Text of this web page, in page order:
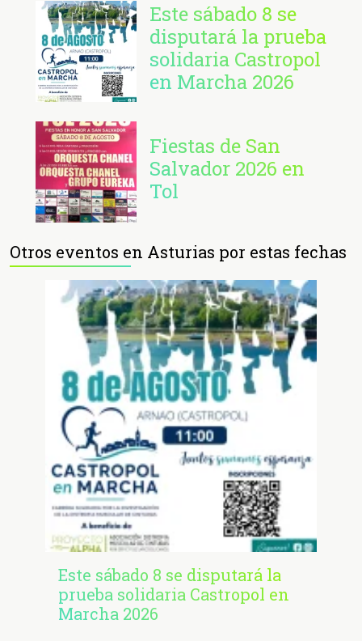
Este sábado 8 se
disputará la prueba
solidaria Castropol
en Marcha 2026
Fiestas de San
Salvador 2026 en
Tol
Otros eventos en Asturias por estas fechas
Este sábado 8 se disputará la
prueba solidaria Castropol en
Marcha 2026